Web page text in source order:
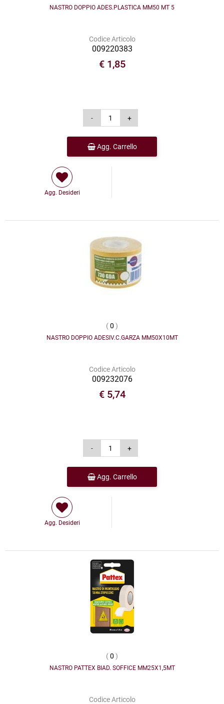
NASTRO DOPPIO ADES.PLASTICA MM50 MT 5
Codice Articolo
009220383
€ 1,85
Agg. Carrello
Agg. Desideri
(0 )
NASTRO DOPPIO ADESIV.C.GARZA MM50X10MT
Codice Articolo
009232076
€ 5,74
Agg. Carrello
Agg. Desideri
(0 )
NASTRO PATTEX BIAD. SOFFICE MM25X1,5MT
Codice Articolo